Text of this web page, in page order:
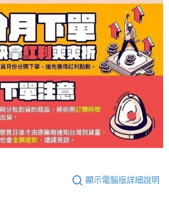
顯示電腦版詳細說明